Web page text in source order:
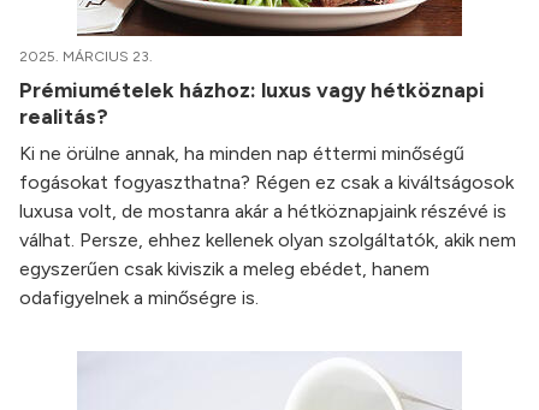
2025. MÁRCIUS 23.
Prémiumételek házhoz: luxus vagy hétköznapi
realitás?
Ki ne örülne annak, ha minden nap éttermi minőségű
fogásokat fogyaszthatna? Régen ez csak a kiváltságosok
luxusa volt, de mostanra akár a hétköznapjaink részévé is
válhat. Persze, ehhez kellenek olyan szolgáltatók, akik nem
egyszerűen csak kiviszik a meleg ebédet, hanem
odafigyelnek a minőségre is.